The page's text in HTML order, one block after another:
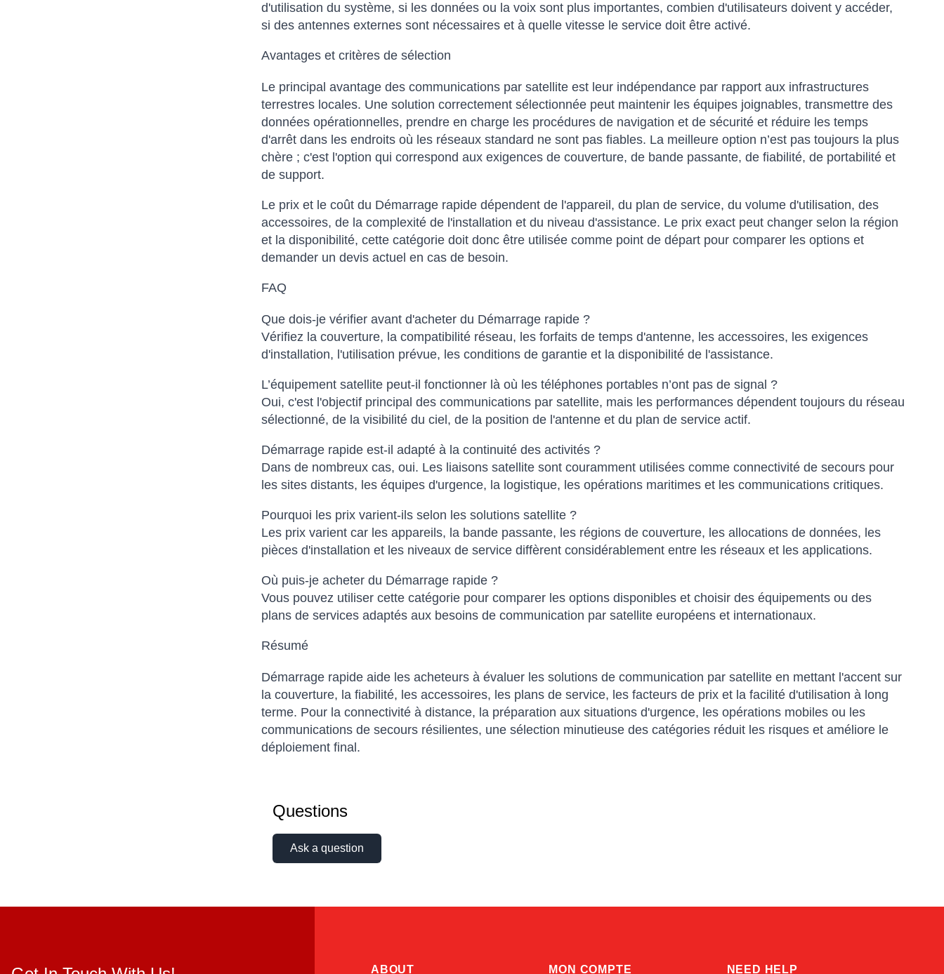
d'utilisation du système, si les données ou la voix sont plus importantes, combien d'utilisateurs doivent y accéder,
si des antennes externes sont nécessaires et à quelle vitesse le service doit être activé.
Avantages et critères de sélection
Le principal avantage des communications par satellite est leur indépendance par rapport aux infrastructures
terrestres locales. Une solution correctement sélectionnée peut maintenir les équipes joignables, transmettre des
données opérationnelles, prendre en charge les procédures de navigation et de sécurité et réduire les temps
d'arrêt dans les endroits où les réseaux standard ne sont pas fiables. La meilleure option n’est pas toujours la plus
chère ; c'est l'option qui correspond aux exigences de couverture, de bande passante, de fiabilité, de portabilité et
de support.
Le prix et le coût du Démarrage rapide dépendent de l'appareil, du plan de service, du volume d'utilisation, des
accessoires, de la complexité de l'installation et du niveau d'assistance. Le prix exact peut changer selon la région
et la disponibilité, cette catégorie doit donc être utilisée comme point de départ pour comparer les options et
demander un devis actuel en cas de besoin.
FAQ
Que dois-je vérifier avant d'acheter du Démarrage rapide ?
Vérifiez la couverture, la compatibilité réseau, les forfaits de temps d'antenne, les accessoires, les exigences
d'installation, l'utilisation prévue, les conditions de garantie et la disponibilité de l'assistance.
L’équipement satellite peut-il fonctionner là où les téléphones portables n’ont pas de signal ?
Oui, c'est l'objectif principal des communications par satellite, mais les performances dépendent toujours du réseau
sélectionné, de la visibilité du ciel, de la position de l'antenne et du plan de service actif.
Démarrage rapide est-il adapté à la continuité des activités ?
Dans de nombreux cas, oui. Les liaisons satellite sont couramment utilisées comme connectivité de secours pour
les sites distants, les équipes d'urgence, la logistique, les opérations maritimes et les communications critiques.
Pourquoi les prix varient-ils selon les solutions satellite ?
Les prix varient car les appareils, la bande passante, les régions de couverture, les allocations de données, les
pièces d'installation et les niveaux de service diffèrent considérablement entre les réseaux et les applications.
Où puis-je acheter du Démarrage rapide ?
Vous pouvez utiliser cette catégorie pour comparer les options disponibles et choisir des équipements ou des
plans de services adaptés aux besoins de communication par satellite européens et internationaux.
Résumé
Démarrage rapide aide les acheteurs à évaluer les solutions de communication par satellite en mettant l'accent sur
la couverture, la fiabilité, les accessoires, les plans de service, les facteurs de prix et la facilité d'utilisation à long
terme. Pour la connectivité à distance, la préparation aux situations d'urgence, les opérations mobiles ou les
communications de secours résilientes, une sélection minutieuse des catégories réduit les risques et améliore le
déploiement final.
Questions
Ask a question
ABOUT MON COMPTE NEED HELP